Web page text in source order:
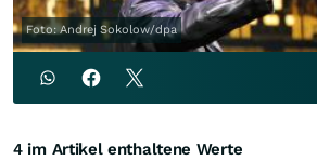
Foto: Andrej Sokolow/dpa
4 im Artikel enthaltene Werte